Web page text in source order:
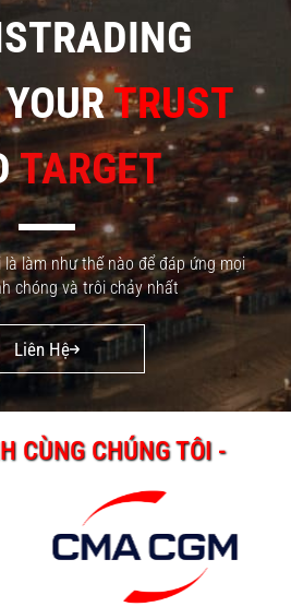
TRUST
TARGET
làm như thế nào để đáp ứng mọi
chóng và trôi chảy nhất
Liên Hệ
CÙNG CHÚNG TÔI -